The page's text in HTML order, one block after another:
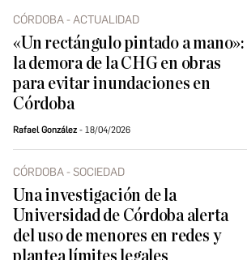
CÓRDOBA - ACTUALIDAD
«Un rectángulo pintado a mano»:
la demora de la CHG en obras
para evitar inundaciones en
Córdoba
Rafael González 18/04/2026
CÓRDOBA - SOCIEDAD
Una investigación de la
Universidad de Córdoba alerta
del uso de menores en redes y